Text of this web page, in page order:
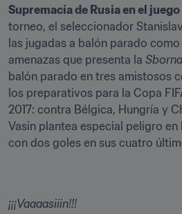
Supremacía de Rusia en el
torneo, el seleccionador
las jugadas a balón parado
amenazas que presenta la
balón parado en tres amistosos
los preparativos para la Copa
2017: contra Bélgica, Hungría y
Vasin plantea especial peligro
con dos goles en sus cuatro
¡¡¡Vaaaasiiin!!!